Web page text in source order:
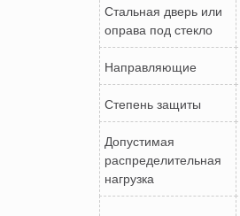
Стальная дверь или
оправа под стекло
Направляющие
Степень защиты
Допустимая
распределительная
нагрузка